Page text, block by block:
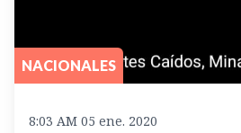
NACIONALES
8:03 AM 05 ene. 2020